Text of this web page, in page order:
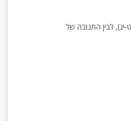
לבין התגובה של